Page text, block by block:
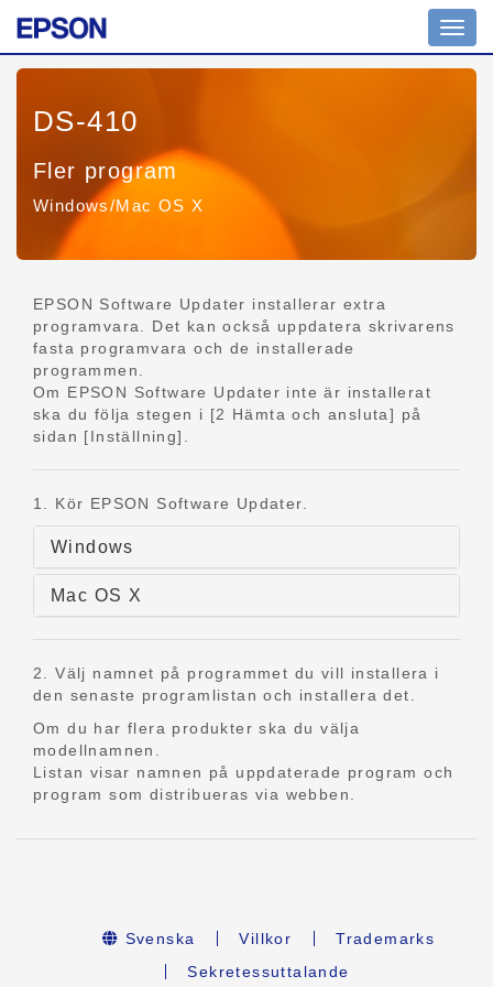
Växla
DS-410
Fler program
Windows/Mac OS X
EPSON Software Updater installerar extra
programvara. Det kan också uppdatera skrivarens
fasta programvara och de installerade
programmen.
Om EPSON Software Updater inte är installerat
ska du följa stegen i [2 Hämta och ansluta] på
sidan [Inställning].
1. Kör EPSON Software Updater.
Windows
Mac OS X
2. Välj namnet på programmet du vill installera i
den senaste programlistan och installera det.
Om du har flera produkter ska du välja
modellnamnen.
Listan visar namnen på uppdaterade program och
program som distribueras via webben.
Svenska Villkor
Trademarks
Sekretessuttalande